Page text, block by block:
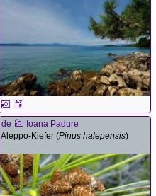
de
Ioana Padure
Aleppo-Kiefer (Pinus halepensis)